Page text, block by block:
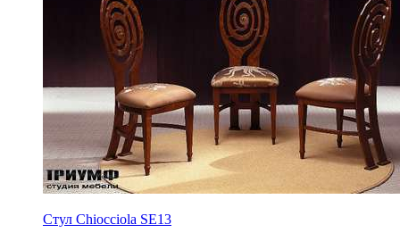
Cтул Chiocciola SE13